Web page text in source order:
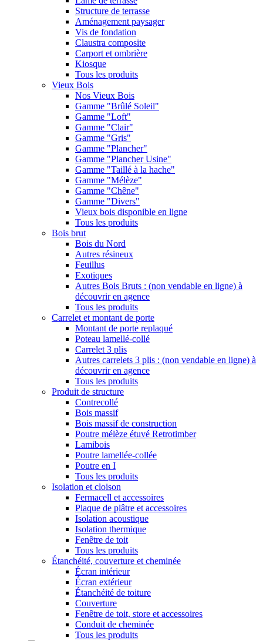
Structure de terrasse
Aménagement paysager
Vis de fondation
Claustra composite
Carport et ombrière
Kiosque
Tous les produits
Vieux Bois
Nos Vieux Bois
Gamme "Brûlé Soleil"
Gamme "Loft"
Gamme "Clair"
Gamme "Gris"
Gamme "Plancher"
Gamme "Plancher Usine"
Gamme "Taillé à la hache"
Gamme "Mélèze"
Gamme "Chêne"
Gamme "Divers"
Vieux bois disponible en ligne
Tous les produits
Bois brut
Bois du Nord
Autres résineux
Feuillus
Exotiques
Autres Bois Bruts : (non vendable en ligne) à
découvrir en agence
Tous les produits
Carrelet et montant de porte
Montant de porte replaqué
Poteau lamellé-collé
Carrelet 3 plis
Autres carrelets 3 plis : (non vendable en ligne) à
découvrir en agence
Tous les produits
Produit de structure
Contrecollé
Bois massif
Bois massif de construction
Poutre mélèze étuvé Retrotimber
Lamibois
Poutre lamellée-collée
Poutre en I
Tous les produits
Isolation et cloison
Fermacell et accessoires
Plaque de plâtre et accessoires
Isolation acoustique
Isolation thermique
Fenêtre de toit
Tous les produits
Étanchéité, couverture et cheminée
Écran intérieur
Écran extérieur
Étanchéité de toiture
Couverture
Fenêtre de toit, store et accessoires
Conduit de cheminée
Tous les produits